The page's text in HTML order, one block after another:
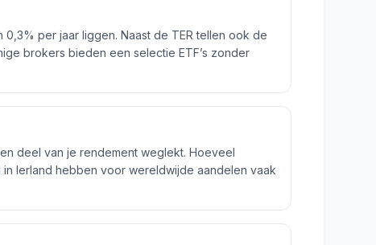
per jaar liggen. Naast de TER tellen ook de
brokers bieden een selectie ETF’s zonder
deel van je rendement weglekt. Hoeveel
Ierland hebben voor wereldwijde aandelen vaak